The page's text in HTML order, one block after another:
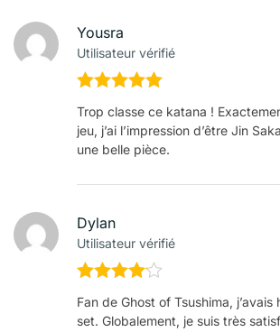
Yousra
Utilisateur vérifié
Note 5
5
Trop classe ce katana !
jeu, j’ai l’impression d’être Jin
une belle pièce.
Dylan
Utilisateur vérifié
Note
sur 5
Fan de Ghost of Tsushima,
set. Globalement, je suis très